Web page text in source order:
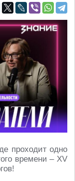
проходит одно
времени – XV